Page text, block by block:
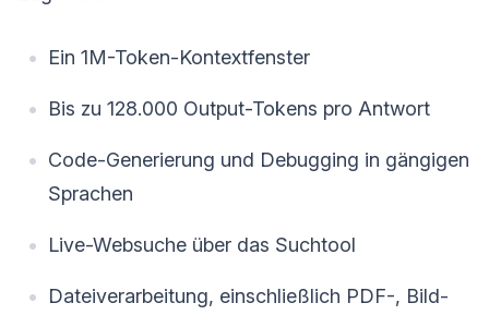
Ein 1M-Token-Kontextfenster
Bis zu 128.000 Output-Tokens pro Antwort
Code-Generierung und Debugging in gängigen
Sprachen
Live-Websuche über das Suchtool
Dateiverarbeitung, einschließlich PDF-, Bild-